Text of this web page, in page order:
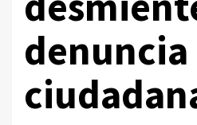
denuncia